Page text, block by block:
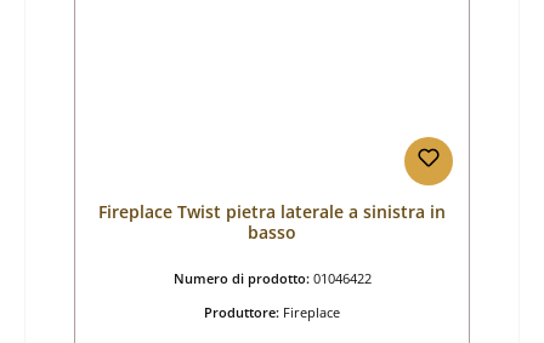
Fireplace Twist pietra laterale a sinistra in
basso
Numero di prodotto: 01046422
Produttore: Fireplace